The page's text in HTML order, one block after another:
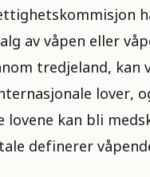
av våpen eller
tredjeland, kan
lover,
lovene kan bli
definerer